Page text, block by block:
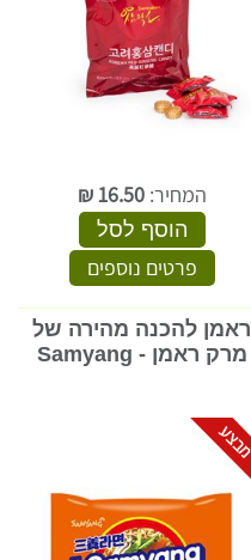
המחיר:16.50
₪
הוסף לסל
פרטים נוספים
ראמן להכנה מהירה של
מרק ראמן - Samyang